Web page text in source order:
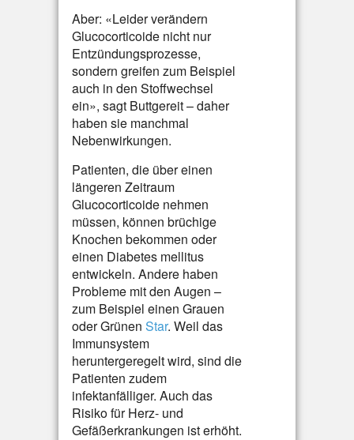
Aber: «Leider verändern
Glucocorticoide nicht nur
Entzündungsprozesse,
sondern greifen zum Beispiel
auch in den Stoffwechsel
ein», sagt Buttgereit – daher
haben sie manchmal
Nebenwirkungen.
Patienten, die über einen
längeren Zeitraum
Glucocorticoide nehmen
müssen, können brüchige
Knochen bekommen oder
einen Diabetes mellitus
entwickeln. Andere haben
Probleme mit den Augen –
zum Beispiel einen Grauen
oder Grünen Star. Weil das
Immunsystem
heruntergeregelt wird, sind die
Patienten zudem
infektanfälliger. Auch das
Risiko für Herz- und
Gefäßerkrankungen ist erhöht.